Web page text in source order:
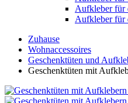
Aufkleber für
Aufkleber für
Zuhause
Wohnaccessoires
Geschenktüten und
Geschenktüten mit